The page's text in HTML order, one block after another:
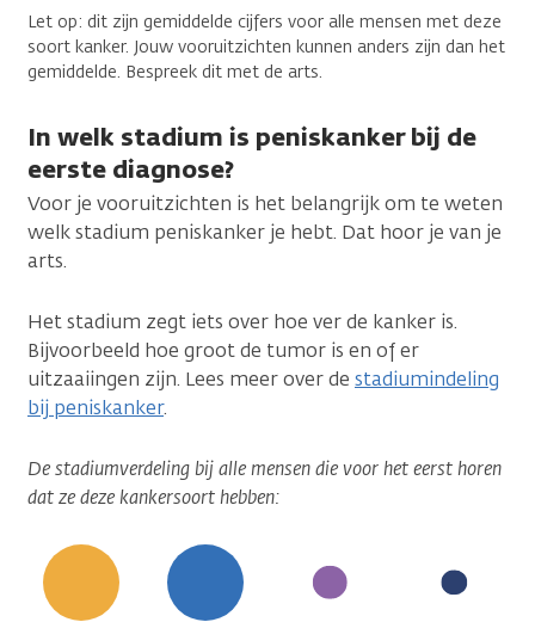
diagnose:
leven:
Let op: dit zijn gemiddelde cijfers voor alle mensen met deze
soort kanker. Jouw vooruitzichten kunnen anders zijn dan het
gemiddelde. Bespreek dit met de arts.
In welk stadium is peniskanker bij de
eerste diagnose?
Voor je vooruitzichten is het belangrijk om te weten
welk stadium peniskanker je hebt. Dat hoor je van je
arts.
Het stadium zegt iets over hoe ver de kanker is.
Bijvoorbeeld hoe groot de tumor is en of er
uitzaaiingen zijn. Lees meer over de stadiumindeling
bij peniskanker.
De stadiumverdeling bij alle mensen die voor het eerst horen
dat ze deze kankersoort hebben: